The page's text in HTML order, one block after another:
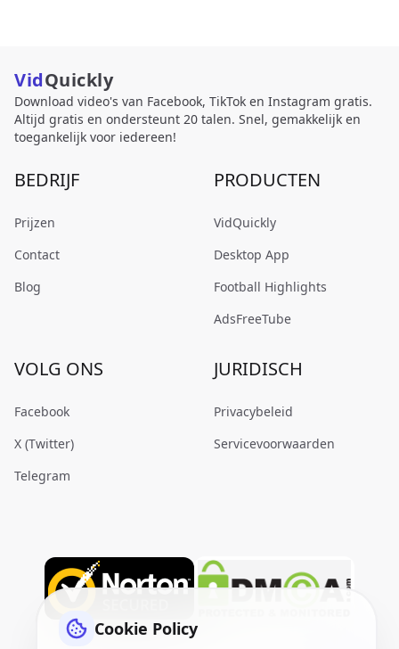
VidQuickly
Download video's van Facebook, TikTok en Instagram gratis.
Altijd gratis en ondersteunt 20 talen. Snel, gemakkelijk en
toegankelijk voor iedereen!
BEDRIJF
Prijzen
Contact
Blog
PRODUCTEN
VidQuickly
Desktop App
Football Highlights
AdsFreeTube
VOLG ONS
Facebook
X (Twitter)
Telegram
JURIDISCH
Privacybeleid
Servicevoorwaarden
Cookie Policy